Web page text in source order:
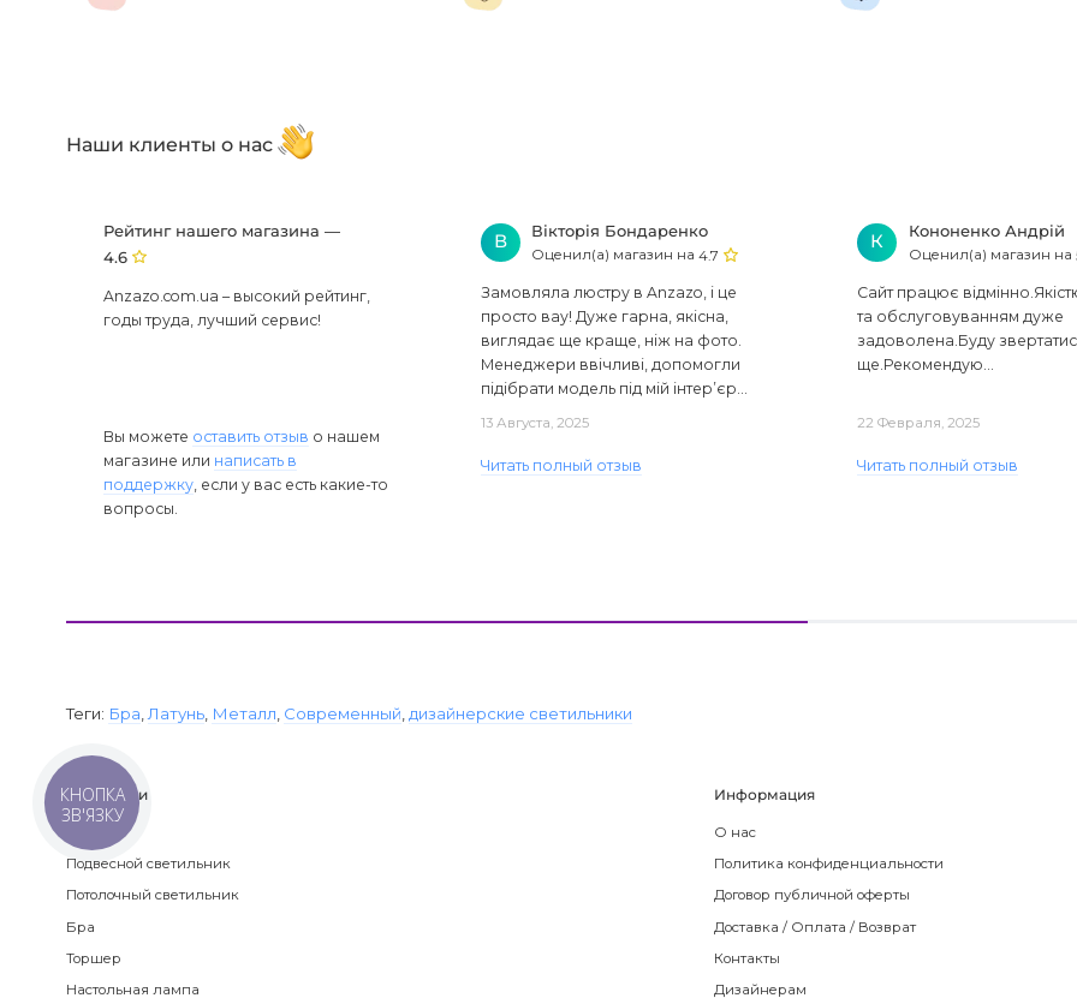
Наши клиенты о нас
Рейтинг нашего магазина —
4.6
Anzazo.com.ua – высокий рейтинг,
годы труда, лучший сервис!
Вы можете оставить отзыв о нашем
магазине или написать в
поддержку, если у вас есть какие-то
вопросы.
В
Вікторія Бондаренко
Оценил(а) магазин на4.7
Замовляла люстру в Anzazo, і це
просто вау! Дуже гарна, якісна,
виглядає ще краще, ніж на фото.
Менеджери ввічливі, допомогли
підібрати модель під мій інтер’єр...
13 Августа, 2025
Читать полный отзыв
К
Кононенко Андрій
Оценил(а) магазин на
Сайт працює
та обслуговуванням дуже
задоволена.Буду
ще.Рекомендую...
22 Февраля, 2025
Читать полный отзыв
Теги: Бра,Латунь, Металл, Современный,дизайнерские светильники
Категории
Подвесной светильник
Потолочный светильник
Бра
Торшер
Настольная лампа
Информация
О нас
Политика конфиденциальности
Договор публичной оферты
Доставка / Оплата / Возврат
Контакты
Дизайнерам
КНОПКА
ЗВ'ЯЗКУ